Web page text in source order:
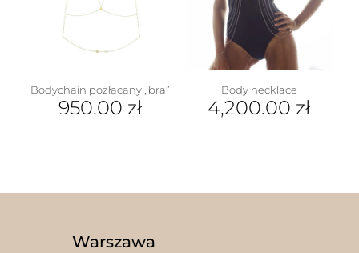
można
wybrać
stronie
Bodychain pozłacany „bra”
950.00 zł
Body necklace
4,200.00 zł
Warszawa